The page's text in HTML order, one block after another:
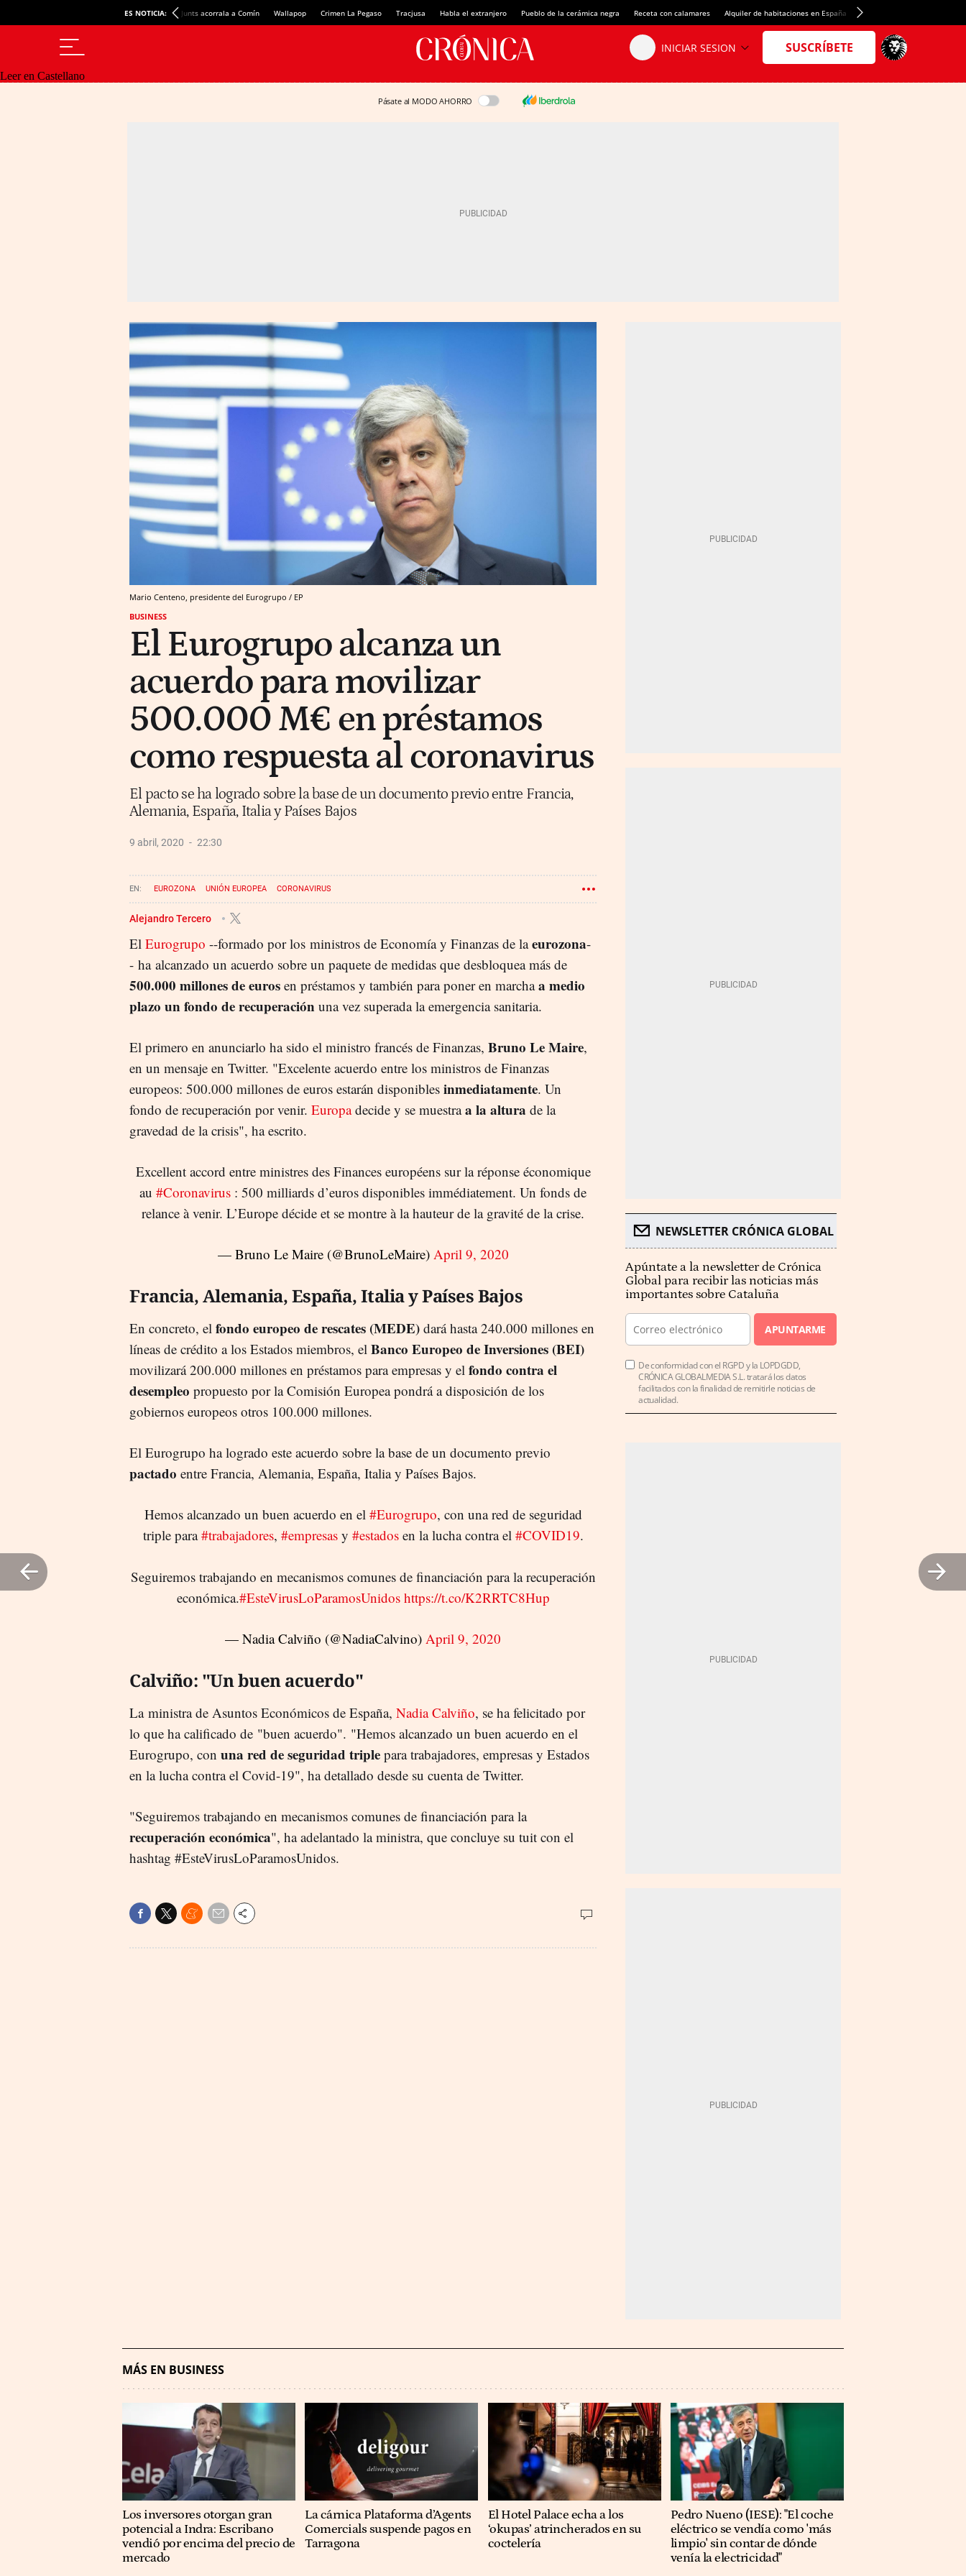
ES NOTICIA: Junts acorrala a Comín Wallapop Crimen La Pegaso Tracjusa Habla el extranjero Pueblo de la cerámica negra Receta con calamares Alquiler de habitaciones en España Crédito del Spotify Camp Nou
Leer en Castellano
Pásate al MODO AHORRO
Mario Centeno, presidente del Eurogrupo / EP
BUSINESS
El Eurogrupo alcanza un
acuerdo para movilizar
500.000 M€ en préstamos
como respuesta al coronavirus
El pacto se ha logrado sobre la base de un documento previo entre Francia,
Alemania, España, Italia y Países Bajos
9 abril, 2020 22:30
EUROZONA UNIÓN EUROPEA CORONAVIRUS
Alejandro Tercero
El Eurogrupo --formado por los ministros de Economía y Finanzas de laeurozona-
- ha alcanzado un acuerdo sobre un paquete de medidas que desbloquea más de
500.000 millones de euros en préstamos y también para poner en marchaa medio
plazo un fondo de recuperación una vez superada la emergencia sanitaria.
El primero en anunciarlo ha sido el ministro francés de Finanzas, Bruno Le Maire,
en un mensaje en Twitter. "Excelente acuerdo entre los ministros de Finanzas
europeos: 500.000 millones de euros estarán disponibles inmediatamente. Un
fondo de recuperación por venir. Europadecide y se muestraa la altura de la
gravedad de la crisis", ha escrito.
Excellent accord entre ministres des Finances européens sur la réponse économique
au#Coronavirus : 500 milliards d’euros disponibles immédiatement. Un fonds de
relance à venir. L’Europe décide et se montre à la hauteur de la gravité de la crise.
— Bruno Le Maire (@BrunoLeMaire) April 9, 2020
Francia, Alemania, España, Italia y Países Bajos
En concreto, el fondo europeo de rescates (MEDE) dará hasta 240.000 millones en
líneas de crédito a los Estados miembros, el Banco Europeo de Inversiones (BEI)
movilizará 200.000 millones en préstamos para empresas y el fondo contra el
desempleo propuesto por la Comisión Europea pondrá a disposición de los
gobiernos europeos otros 100.000 millones.
El Eurogrupo ha logrado este acuerdo sobre la base de un documento previo
pactado entre Francia, Alemania, España, Italia y Países Bajos.
Hemos alcanzado un buen acuerdo en el #Eurogrupo, con una red de seguridad
triple para#trabajadores, #empresasy #estadosen la lucha contra el #COVID19.
Seguiremos trabajando en mecanismos comunes de financiación para la recuperación
económica.#EsteVirusLoParamosUnidos https://t.co/K2RRTC8Hup
— Nadia Calviño (@NadiaCalvino) April 9, 2020
Calviño: "Un buen acuerdo"
La ministra de Asuntos Económicos de España, Nadia Calviño, se ha felicitado por
lo que ha calificado de "buen acuerdo". "Hemos alcanzado un buen acuerdo en el
Eurogrupo, con una red de seguridad triple para trabajadores, empresas y Estados
en la lucha contra el Covid-19", ha detallado desde su cuenta de Twitter.
"Seguiremos trabajando en mecanismos comunes de financiación para la
recuperación económica", ha adelantado la ministra, que concluye su tuit con el
hashtag #EsteVirusLoParamosUnidos.
NEWSLETTER CRÓNICA GLOBAL
Apúntate a la newsletter de Crónica
Global para recibir las noticias más
importantes sobre Cataluña
APUNTARME
De conformidad con el RGPD y la LOPDGDD,
CRÓNICA GLOBALMEDIA S.L. tratará los datos
facilitados con la finalidad de remitirle noticias de
actualidad.
MÁS EN BUSINESS
Los inversores otorgan gran
potencial a Indra: Escribano
vendió por encima del precio de
mercado
La cárnica Plataforma d’Agents
Comercials suspende pagos en
Tarragona
El Hotel Palace echa a los
‘okupas’ atrincherados en su
coctelería
Pedro Nueno (IESE): "El coche
eléctrico se vendía como 'más
limpio' sin contar de dónde
venía la electricidad"